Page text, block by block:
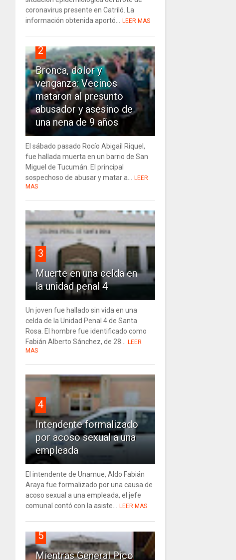
coronavirus presente en Catriló. La
información obtenida aportó... LEER MAS
2
Bronca, dolor y
venganza: Vecinos
mataron al presunto
abusador y asesino de
una nena de 9 años
El sábado pasado Rocío Abigail Riquel,
fue hallada muerta en un barrio de San
Miguel de Tucumán. El principal
sospechoso de abusar y matar a... LEER
MAS
3
Muerte en una celda en
la unidad penal 4
Un joven fue hallado sin vida en una
celda de la Unidad Penal 4 de Santa
Rosa. El hombre fue identificado como
Fabián Alberto Sánchez, de 28... LEER
MAS
4
Intendente formalizado
por acoso sexual a una
empleada
El intendente de Unamue, Aldo Fabián
Araya fue formalizado por una causa de
acoso sexual a una empleada, el jefe
comunal contó con la asiste... LEER MAS
5
Mientras General Pico